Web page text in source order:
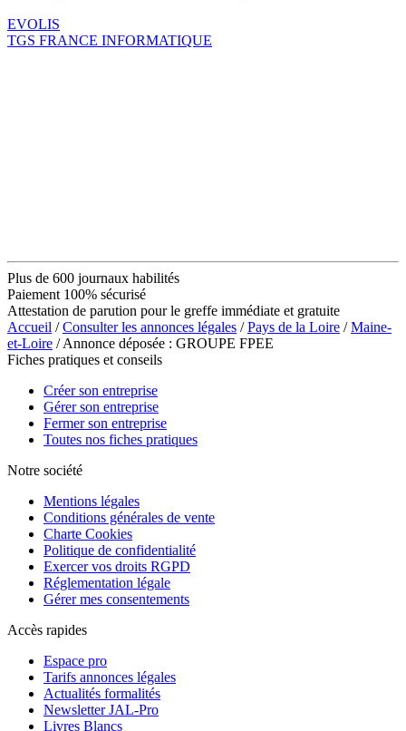
EVOLIS
TGS FRANCE INFORMATIQUE
Plus de 600 journaux habilités
Paiement 100% sécurisé
Attestation de parution pour le greffe immédiate et gratuite
Accueil /Consulter les annonces légales /Pays de la Loire /Maine-
et-Loire / Annonce déposée : GROUPE FPEE
Fiches pratiques et conseils
Créer son entreprise
Gérer son entreprise
Fermer son entreprise
Toutes nos fiches pratiques
Notre société
Mentions légales
Conditions générales de vente
Charte Cookies
Politique de confidentialité
Exercer vos droits RGPD
Réglementation légale
Gérer mes consentements
Accès rapides
Espace pro
Tarifs annonces légales
Actualités formalités
Newsletter JAL-Pro
Livres Blancs